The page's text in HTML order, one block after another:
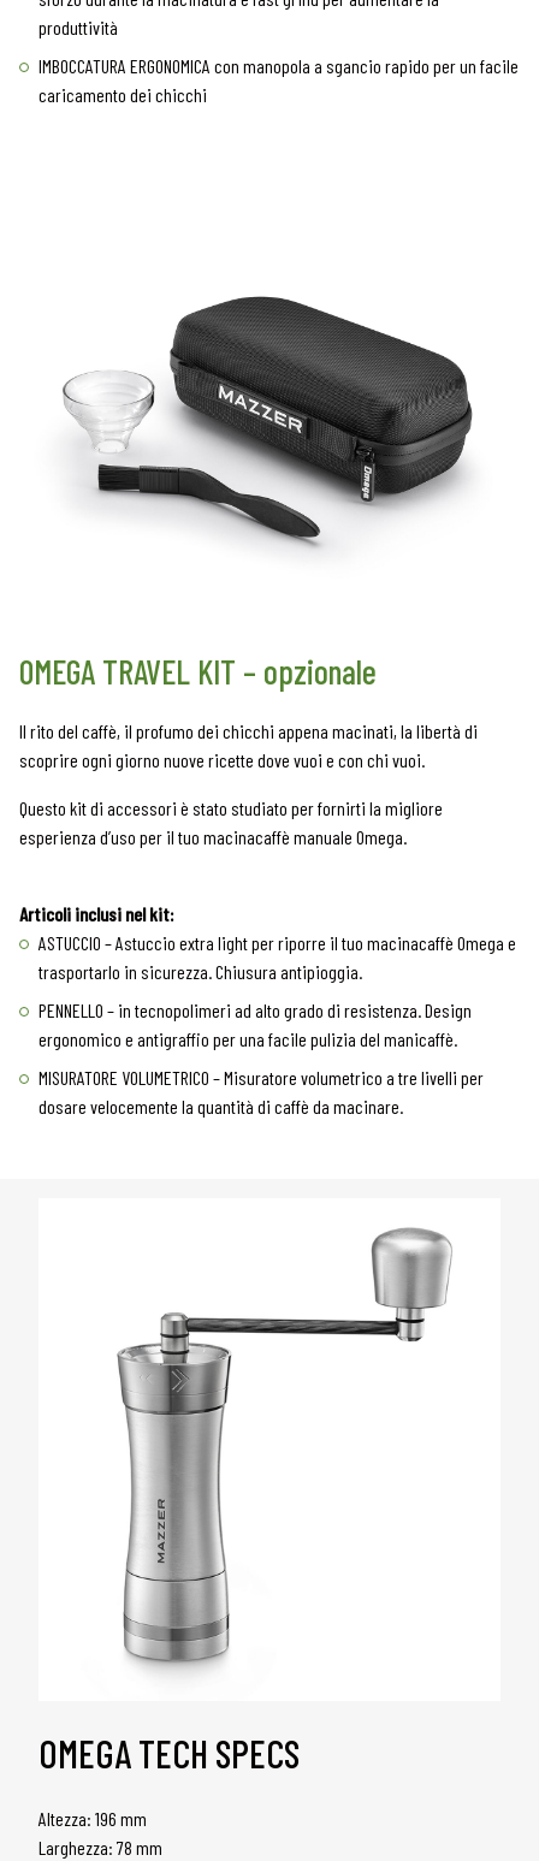
produttività
IMBOCCATURA ERGONOMICA con manopola a sgancio rapido per un facile
caricamento dei chicchi
OMEGA TRAVEL KIT – opzionale
Il rito del caffè, il profumo dei chicchi appena macinati, la libertà di
scoprire ogni giorno nuove ricette dove vuoi e con chi vuoi.
Questo kit di accessori è stato studiato per fornirti la migliore
esperienza d’uso per il tuo macinacaffè manuale Omega.
Articoli inclusi nel kit:
ASTUCCIO – Astuccio extra light per riporre il tuo macinacaffè Omega e
trasportarlo in sicurezza. Chiusura antipioggia.
PENNELLO – in tecnopolimeri ad alto grado di resistenza. Design
ergonomico e antigraffio per una facile pulizia del manicaffè.
MISURATORE VOLUMETRICO – Misuratore volumetrico a tre livelli per
dosare velocemente la quantità di caffè da macinare.
OMEGA TECH SPECS
Altezza: 196 mm
Larghezza: 78 mm